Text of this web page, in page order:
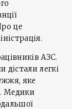
це
АЗС.
легкі
яке
Медики